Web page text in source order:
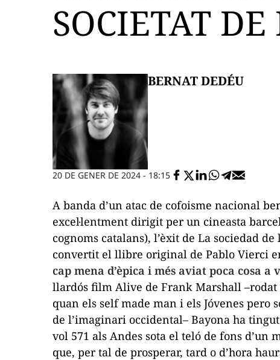
SOCIETAT
BERNAT DEDÉU
20 DE GENER DE 2024 - 18:15
A banda d’un atac de cofoisme nacional
excel·lentment dirigit per un cineasta
cognoms catalans), l’èxit de La sociedad de
convertit el llibre original de Pablo Vierci
cap mena d’èpica i més aviat poca cosa a
llardós film Alive de Frank Marshall
quan els self made man i els Jóvenes pero
de l’imaginari occidental– Bayona ha
vol 571 als Andes sota el teló de fons d’un
que, per tal de prosperar, tard o d’hora